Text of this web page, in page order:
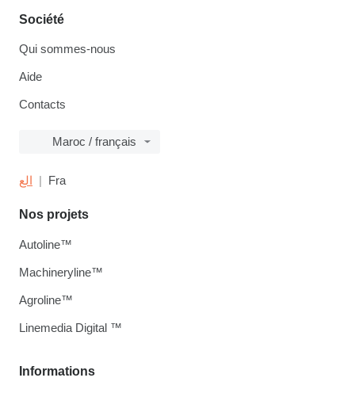
Société
Qui sommes-nous
Aide
Contacts
Maroc / français
الع Fra
Informations
Nos projets
Autoline™
Machineryline™
Agroline™
Linemedia Digital ™